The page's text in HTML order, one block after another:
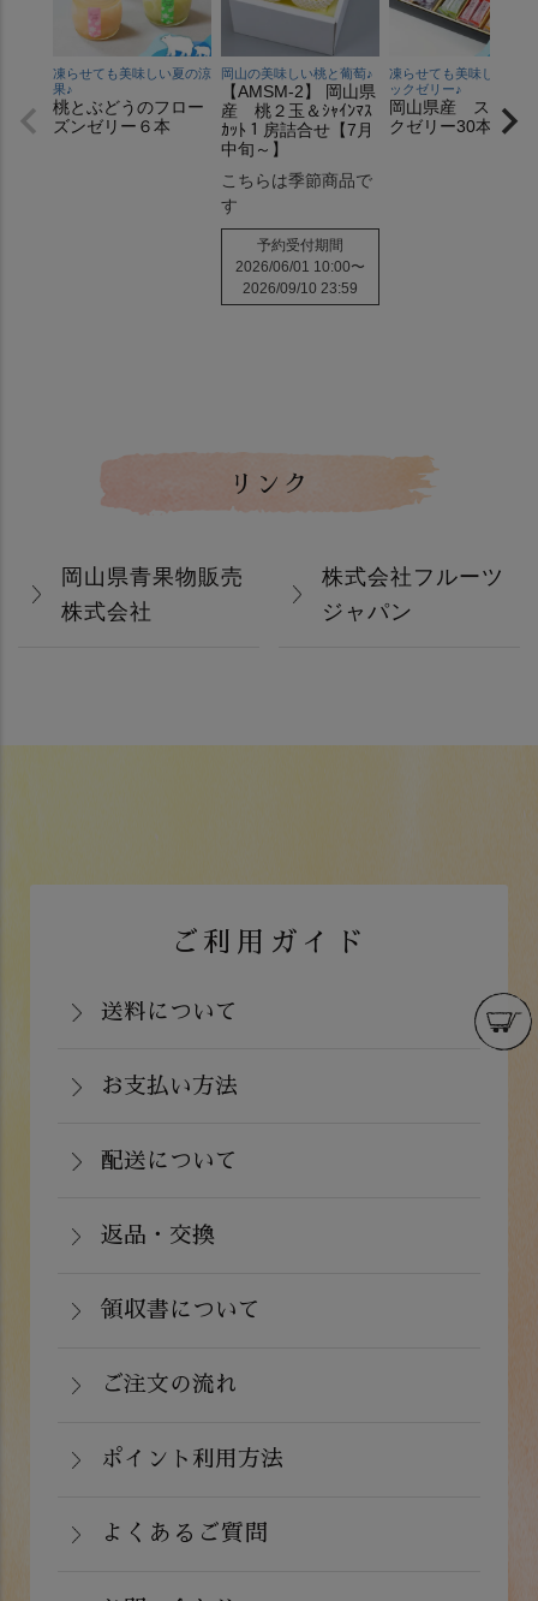
凍らせても美味しい夏の涼
果♪
桃とぶどうのフロー
ズンゼリー６本
岡山の美味しい桃と葡萄♪
【AMSM-2】 岡山県
産 桃２玉＆ｼｬｲﾝﾏｽ
ｶｯﾄ１房詰合せ【7月
中旬～】
こちらは季節商品で
す
予約受付期間
2026/06/01 10:00〜
2026/09/10 23:59
凍らせても美味しいステ
ックゼリー♪
岡山県産 スティ
クゼリー30本入り
リンク
岡山県青果物販売
株式会社
株式会社フルーツ
ジャパン
ご利用ガイド
送料について
関西・中国（岡山県除く）・四国・九
関東・信越・北陸・中部：990円(税込)
北海道：1,430円(税込)
※クール便の場合は送料＋クール代金
お支払い方法
数料弊社負担）・銀行振込（前払い）・
イン決済）・ドコモケータイ払い・auか
めて支払い(B)がご利用頂けます。
配送について
注文から２～５営業日で発送いたしま
返品・交換
着後の返品は基本的にお受け出来ませ
いはご注文と違う商品が届いた場合は、
までご連絡下さい。
領収書について
の備考欄にてお知らせ下さい。なお、お
す。
ご注文の流れ
ポイント利用方法
用できます。ご注文画面の「お支払い方
よくあるご質問